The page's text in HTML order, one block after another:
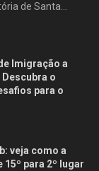
de Santa...
Imigração a
o
para o
veja como a
para 2º lugar